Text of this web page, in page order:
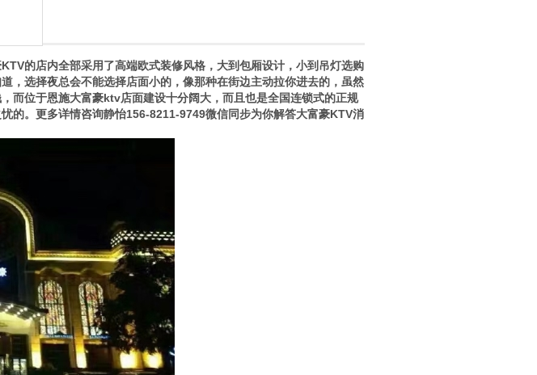
的店内全部采用了高端欧式装修风格，大到包厢设计，小到吊灯选购
，选择夜总会不能选择店面小的，像那种在街边主动拉你进去的，虽然
而位于恩施大富豪ktv店面建设十分阔大，而且也是全国连锁式的正规
的。更多详情咨询静怡156-8211-9749微信同步为你解答大富豪KTV消